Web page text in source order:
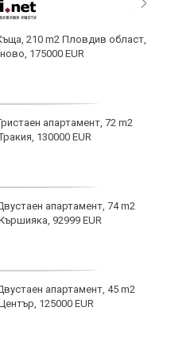
210 m2 Пловдив област,
175000 EUR
апартамент, 72 m2
130000 EUR
апартамент, 74 m2
92999 EUR
апартамент, 45 m2
125000 EUR